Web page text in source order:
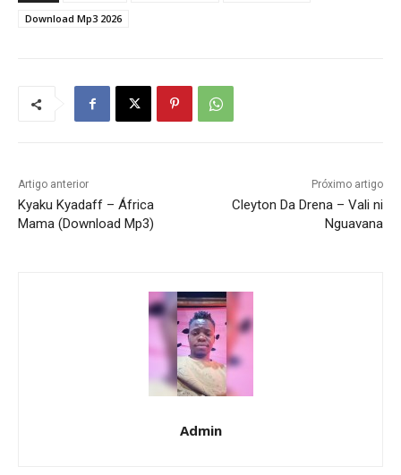
Download Mp3 2026
Artigo anterior
Kyaku Kyadaff – África
Mama (Download Mp3)
Próximo artigo
Cleyton Da Drena – Vali ni
Nguavana
Admin